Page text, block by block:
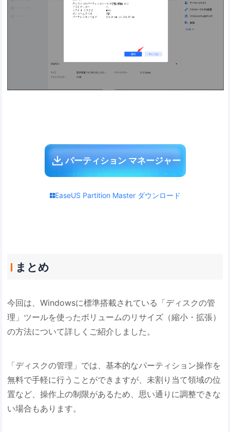
パーティション マネージャー
EaseUS Partition Master ダウンロード
まとめ
今回は、Windowsに標準搭載されている「ディスクの管
理」ツールを使ったボリュームのリサイズ（縮小・拡張）
の方法について詳しくご紹介しました。
「ディスクの管理」では、基本的なパーティション操作を
無料で手軽に行うことができますが、未割り当て領域の位
置など、操作上の制限があるため、思い通りに調整できな
い場合もあります。